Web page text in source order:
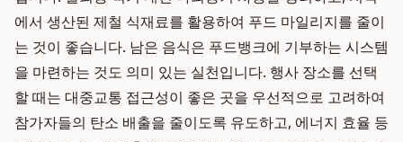
에서 생산된 제철 식재료를 활용하여 푸드 마일리지를 줄이
는 것이 좋습니다. 남은 음식은 푸드뱅크에 기부하는 시스템
을 마련하는 것도 의미 있는 실천입니다. 행사 장소를 선택
할 때는 대중교통 접근성이 좋은 곳을 우선적으로 고려하여
참가자들의 탄소 배출을 줄이도록 유도하고, 에너지 효율 등